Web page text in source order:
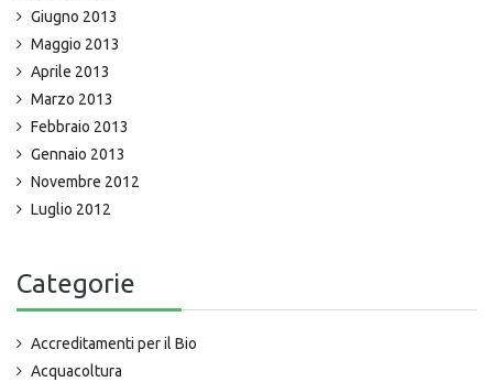
Giugno 2013
Maggio 2013
Aprile 2013
Marzo 2013
Febbraio 2013
Gennaio 2013
Novembre 2012
Luglio 2012
Categorie
Accreditamenti per il Bio
Acquacoltura